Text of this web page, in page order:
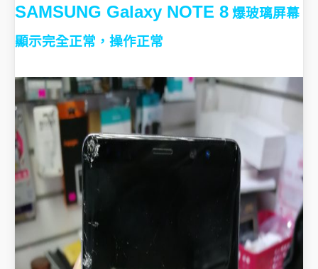
SAMSUNG Galaxy NOTE 8 爆玻璃屏幕
顯示完全正常，操作正常